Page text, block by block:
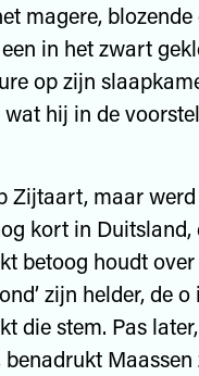
magere, blozende
in het zwart
op zijn
hij in de
Zijtaart, maar
kort in Duitsland,
betoog houdt over
zijn helder, de o
die stem. Pas
Maassen